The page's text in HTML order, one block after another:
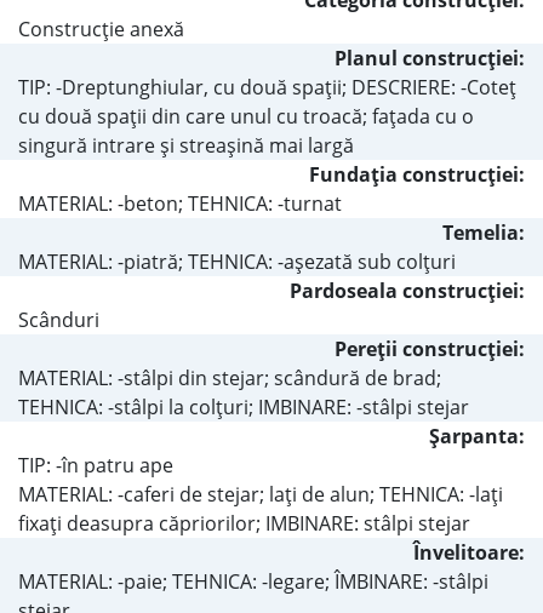
Construcţie anexă
Planul construcţiei:
TIP: -Dreptunghiular, cu două spaţii; DESCRIERE: -Coteţ
cu două spaţii din care unul cu troacă; faţada cu o
singură intrare şi streaşină mai largă
Fundaţia construcţiei:
MATERIAL: -beton; TEHNICA: -turnat
Temelia:
MATERIAL: -piatră; TEHNICA: -aşezată sub colţuri
Pardoseala construcţiei:
Scânduri
Pereţii construcţiei:
MATERIAL: -stâlpi din stejar; scândură de brad;
TEHNICA: -stâlpi la colţuri; IMBINARE: -stâlpi stejar
Şarpanta:
TIP: -în patru ape
MATERIAL: -caferi de stejar; laţi de alun; TEHNICA: -laţi
fixaţi deasupra căpriorilor; IMBINARE: stâlpi stejar
Învelitoare:
MATERIAL: -paie; TEHNICA: -legare; ÎMBINARE: -stâlpi